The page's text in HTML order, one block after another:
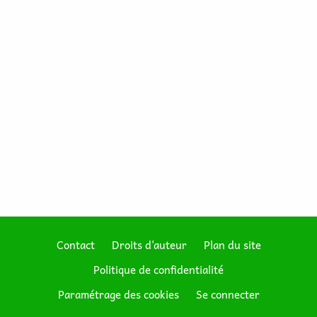
Footer
Contact Droits d'auteur
Plan du site
Politique de confidentialité
Paramétrage des cookies
Se connecter